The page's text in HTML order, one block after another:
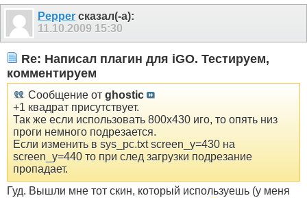
Pepper сказал(-а):
11.10.2009 15:30
Re: Написал плагин для iGO. Тестируем,
комментируем
Сообщение от ghostic
+1 квадрат присутствует.
Так же если использовать 800x430 иго, то опять низ
проги немного подрезается.
Если изменить в sys_pc.txt screen_y=430 на
screen_y=440 то при след загрузки подрезание
пропадает.
Гуд. Вышли мне тот скин, который используешь (у меня